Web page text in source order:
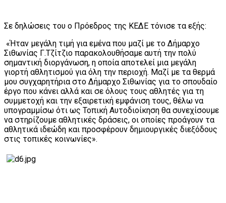
Σε δηλώσεις του ο Πρόεδρος της ΚΕΔΕ τόνισε τα εξής:
«Ήταν μεγάλη τιμή για εμένα που μαζί με το Δήμαρχο
Σιθωνίας Γ.Τζίτζιο παρακολουθήσαμε αυτή την πολύ
σημαντική διοργάνωση, η οποία αποτελεί μια μεγάλη
γιορτή αθλητισμού για όλη την περιοχή. Μαζί με τα θερμά
μου συγχαρητήρια στο Δήμαρχο Σιθωνίας για το σπουδαίο
έργο που κάνει αλλά και σε όλους τους αθλητές για τη
συμμετοχή και την εξαιρετική εμφάνιση τους, θέλω να
υπογραμμίσω ότι ως Τοπική Αυτοδιοίκηση θα συνεχίσουμε
να στηρίζουμε αθλητικές δράσεις, οι οποίες προάγουν τα
αθλητικά ιδεώδη και προσφέρουν δημιουργικές διεξόδους
στις τοπικές κοινωνίες».